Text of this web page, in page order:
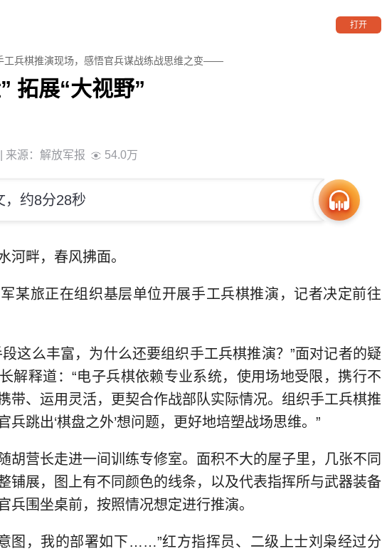
打开
工兵棋推演现场，感悟官兵谋战练战思维之变——
拓展“大视野”
| 来源： 解放军报 54.0万
，约8分28秒
河畔，春风拂面。
某旅正在组织基层单位开展手工兵棋推演，记者决定前往
这么丰富，为什么还要组织手工兵棋推演？”面对记者的疑
解释道：“电子兵棋依赖专业系统，使用场地受限，携行不
带、运用灵活，更契合作战部队实际情况。组织手工兵棋推
兵跳出‘棋盘之外’想问题，更好地培塑战场思维。”
胡营长走进一间训练专修室。面积不大的屋子里，几张不同
铺展，图上有不同颜色的线条，以及代表指挥所与武器装备
兵围坐桌前，按照情况想定进行推演。
意图，我的部署如下……”红方指挥员、二级上士刘枭经过分